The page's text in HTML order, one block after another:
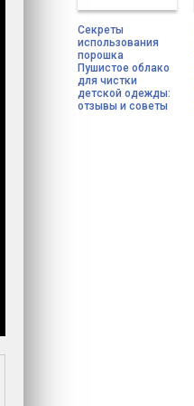
Секреты
использования
порошка
Пушистое облако
для чистки
детской одежды:
отзывы и советы